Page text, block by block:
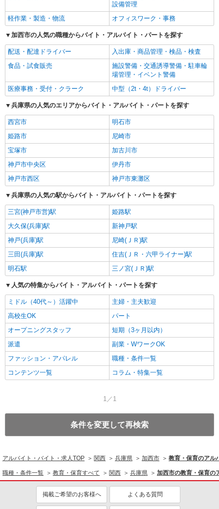
設備管理
軽作業・製造・物流
オフィスワーク・事務
加西市の人気の職種からバイト・アルバイト・パートを探す
配送・配達ドライバー
入出庫・商品管理・検品・検査
食品・試食販売
施設警備・交通誘導警備・駐車輪
場管理・イベント警備
医療事務・受付・クラーク
中型（2t・4t）ドライバー
兵庫県の人気のエリアからバイト・アルバイト・パートを探す
西宮市
明石市
姫路市
尼崎市
宝塚市
加古川市
神戸市中央区
伊丹市
神戸市西区
神戸市東灘区
兵庫県の人気の駅からバイト・アルバイト・パートを探す
三宮(神戸市営)駅
姫路駅
大久保(兵庫)駅
新神戸駅
神戸(兵庫)駅
尼崎(ＪＲ)駅
三田(兵庫)駅
住吉(ＪＲ・六甲ライナー)駅
明石駅
三ノ宮(ＪＲ)駅
人気の特集からバイト・アルバイト・パートを探す
ミドル（40代～）活躍中
主婦・主夫歓迎
高校生OK
パート
オープニングスタッフ
短期（3ヶ月以内）
派遣
副業・WワークOK
ファッション・アパレル
職種・条件一覧
コンテンツ一覧
コラム・特集一覧
1／1
条件を変更して再検索
アルバイト・バイト・求人TOP 関西 兵庫県 加西市 教育・保育のアル
職種・条件一覧 教育・保育すべて 関西 兵庫県 加西市の教育・保育の
掲載ご希望のお客様へ よくある質問